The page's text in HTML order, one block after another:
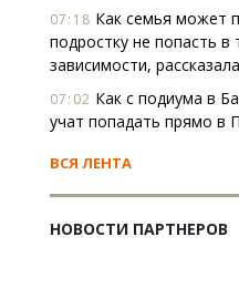
07:18 Как семья может
подростку не попасть
зависимости,
07:02 Как с подиума в
учат попадать прямо в
ВСЯ ЛЕНТА
НОВОСТИ ПАРТНЕРОВ